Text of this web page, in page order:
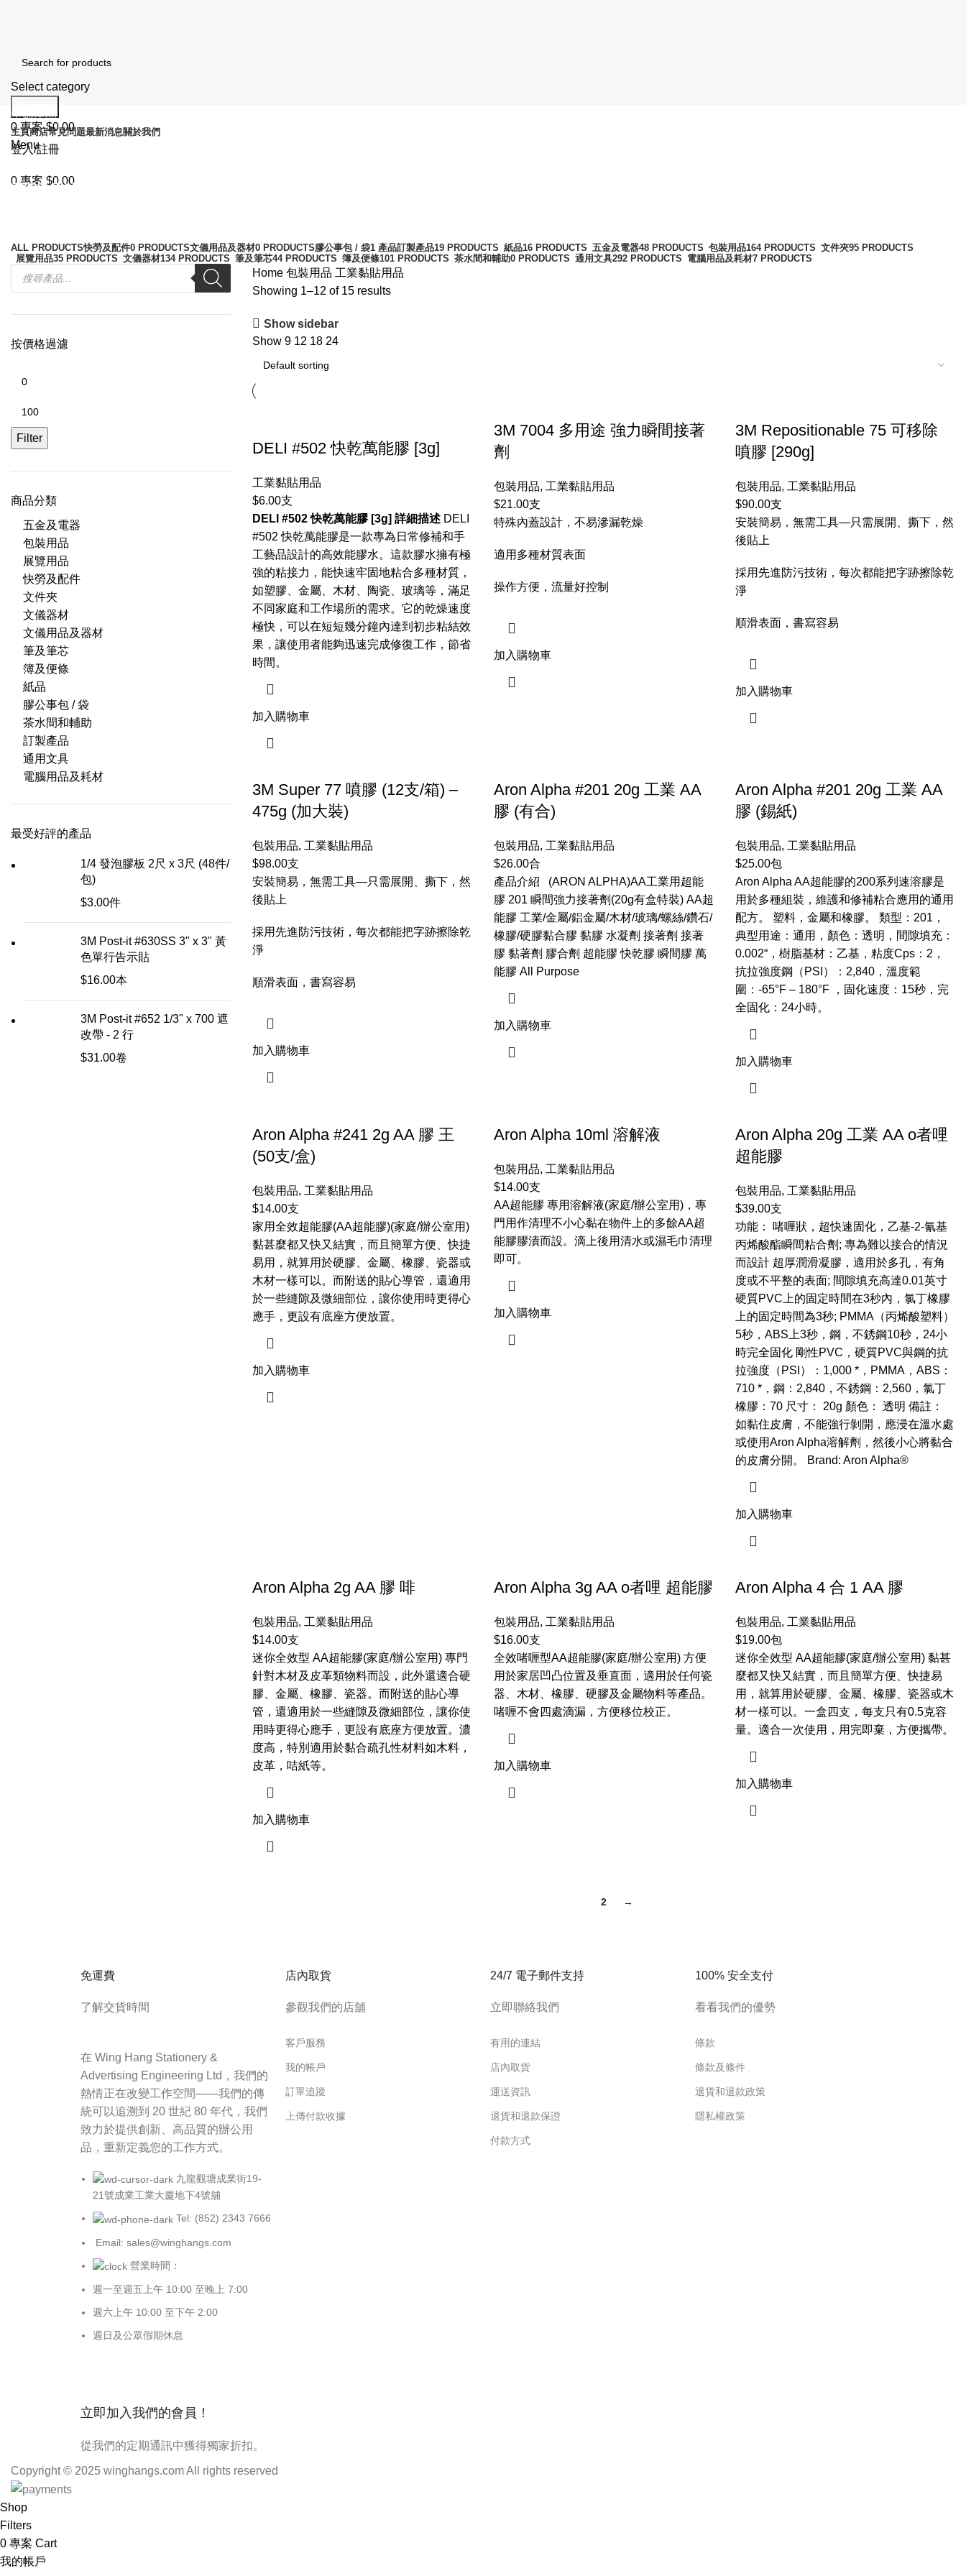
Select category
0專案 $0.00
Menu
0 專案 $0.00
全部產品
主頁商店常見問題最新消息關於我們
登入/註冊
工業黏貼用品
ALL PRODUCTS快勞及配件0 PRODUCTS文儀用品及器材0 PRODUCTS膠公事包 / 袋1 產品訂製產品19 PRODUCTS 紙品16 PRODUCTS 五金及電器48 PRODUCTS 包裝用品164 PRODUCTS 文件夾95 PRODUCTS
展覽用品35 PRODUCTS 文儀器材134 PRODUCTS 筆及筆芯44 PRODUCTS 簿及便條101 PRODUCTS 茶水間和輔助0 PRODUCTS 通用文具292 PRODUCTS 電腦用品及耗材7 PRODUCTS
按價格過濾
Filter
商品分類
五金及電器
包裝用品
展覽用品
快勞及配件
文件夾
文儀器材
文儀用品及器材
筆及筆芯
簿及便條
紙品
膠公事包 / 袋
茶水間和輔助
訂製產品
通用文具
電腦用品及耗材
最受好評的產品
1/4 發泡膠板 2尺 x 3尺 (48件/
包)
$3.00件
3M Post-it #630SS 3" x 3" 黃
色單行告示貼
$16.00本
3M Post-it #652 1/3" x 700 遮
改帶 - 2 行
$31.00卷
Home 包裝用品 工業黏貼用品
Showing 1–12 of 15 results
Show sidebar
Show 9 12 18 24
DELI #502 快乾萬能膠 [3g]
工業黏貼用品
$6.00支
DELI #502 快乾萬能膠 [3g] 詳細描述 DELI
#502 快乾萬能膠是一款專為日常修補和手
工藝品設計的高效能膠水。這款膠水擁有極
強的粘接力，能快速牢固地粘合多種材質，
如塑膠、金屬、木材、陶瓷、玻璃等，滿足
不同家庭和工作場所的需求。它的乾燥速度
極快，可以在短短幾分鐘內達到初步粘結效
果，讓使用者能夠迅速完成修復工作，節省
時間。
加入購物車
3M 7004 多用途 強力瞬間接著
劑
包裝用品, 工業黏貼用品
$21.00支
特殊內蓋設計，不易滲漏乾燥
適用多種材質表面
操作方便，流量好控制
加入購物車
3M Repositionable 75 可移除
噴膠 [290g]
包裝用品, 工業黏貼用品
$90.00支
安裝簡易，無需工具—只需展開、撕下，然
後貼上
採用先進防污技術，每次都能把字跡擦除乾
淨
順滑表面，書寫容易
加入購物車
3M Super 77 噴膠 (12支/箱) –
475g (加大裝)
包裝用品, 工業黏貼用品
$98.00支
安裝簡易，無需工具—只需展開、撕下，然
後貼上
採用先進防污技術，每次都能把字跡擦除乾
淨
順滑表面，書寫容易
加入購物車
Aron Alpha #201 20g 工業 AA
膠 (有合)
包裝用品, 工業黏貼用品
$26.00合
產品介紹 (ARON ALPHA)AA工業用超能
膠 201 瞬間強力接著劑(20g有盒特裝) AA超
能膠 工業/金屬/鋁金屬/木材/玻璃/螺絲/鑽石/
橡膠/硬膠黏合膠 黏膠 水凝劑 接著劑 接著
膠 黏著劑 膠合劑 超能膠 快乾膠 瞬間膠 萬
能膠 All Purpose
加入購物車
Aron Alpha #201 20g 工業 AA
膠 (錫紙)
包裝用品, 工業黏貼用品
$25.00包
Aron Alpha AA超能膠的200系列速溶膠是
用於多種組裝，維護和修補粘合應用的通用
配方。 塑料，金屬和橡膠。 類型：201，
典型用途：通用，顏色：透明，間隙填充：
0.002“，樹脂基材：乙基，粘度Cps：2，
抗拉強度鋼（PSI）：2,840，溫度範
圍：-65°F – 180°F ，固化速度：15秒，完
全固化：24小時。
加入購物車
Aron Alpha #241 2g AA 膠 王
(50支/盒)
包裝用品, 工業黏貼用品
$14.00支
家用全效超能膠(AA超能膠)(家庭/辦公室用)
黏甚麼都又快又結實，而且簡單方便、快捷
易用，就算用於硬膠、金屬、橡膠、瓷器或
木材一樣可以。而附送的貼心導管，還適用
於一些縫隙及微細部位，讓你使用時更得心
應手，更設有底座方便放置。
加入購物車
Aron Alpha 10ml 溶解液
包裝用品, 工業黏貼用品
$14.00支
AA超能膠 專用溶解液(家庭/辦公室用)，專
門用作清理不小心黏在物件上的多餘AA超
能膠膠漬而設。滴上後用清水或濕毛巾清理
即可。
加入購物車
Aron Alpha 20g 工業 AA o者哩
超能膠
包裝用品, 工業黏貼用品
$39.00支
功能： 啫喱狀，超快速固化，乙基-2-氰基
丙烯酸酯瞬間粘合劑; 專為難以接合的情況
而設計 超厚潤滑凝膠，適用於多孔，有角
度或不平整的表面; 間隙填充高達0.01英寸
硬質PVC上的固定時間在3秒內，氯丁橡膠
上的固定時間為3秒; PMMA（丙烯酸塑料）
5秒，ABS上3秒，鋼，不銹鋼10秒，24小
時完全固化 剛性PVC，硬質PVC與鋼的抗
拉強度（PSI）：1,000 *，PMMA，ABS：
710 *，鋼：2,840，不銹鋼：2,560，氯丁
橡膠：70 尺寸： 20g 顏色： 透明 備註：
如黏住皮膚，不能強行剝開，應浸在溫水處
或使用Aron Alpha溶解劑，然後小心將黏合
的皮膚分開。 Brand: Aron Alpha®
加入購物車
Aron Alpha 2g AA 膠 啡
包裝用品, 工業黏貼用品
$14.00支
迷你全效型 AA超能膠(家庭/辦公室用) 專門
針對木材及皮革類物料而設，此外還適合硬
膠、金屬、橡膠、瓷器。而附送的貼心導
管，還適用於一些縫隙及微細部位，讓你使
用時更得心應手，更設有底座方便放置。濃
度高，特別適用於黏合疏孔性材料如木料，
皮革，咭紙等。
加入購物車
Aron Alpha 3g AA o者哩 超能膠
包裝用品, 工業黏貼用品
$16.00支
全效啫喱型AA超能膠(家庭/辦公室用) 方便
用於家居凹凸位置及垂直面，適用於任何瓷
器、木材、橡膠、硬膠及金屬物料等產品。
啫喱不會四處滴漏，方便移位校正。
加入購物車
Aron Alpha 4 合 1 AA 膠
包裝用品, 工業黏貼用品
$19.00包
迷你全效型 AA超能膠(家庭/辦公室用) 黏甚
麼都又快又結實，而且簡單方便、快捷易
用，就算用於硬膠、金屬、橡膠、瓷器或木
材一樣可以。一盒四支，每支只有0.5克容
量。適合一次使用，用完即棄，方便攜帶。
加入購物車
2 →
免運費
了解交貨時間
店內取貨
參觀我們的店舖
24/7 電子郵件支持
立即聯絡我們
100% 安全支付
看看我們的優勢
在 Wing Hang Stationery &
Advertising Engineering Ltd，我們的
熱情正在改變工作空間——我們的傳
統可以追溯到 20 世紀 80 年代，我們
致力於提供創新、高品質的辦公用
品，重新定義您的工作方式。
九龍觀塘成業街19-
21號成業工業大廈地下4號舖
Tel: (852) 2343 7666
Email: sales@winghangs.com
營業時間：
週一至週五上午 10:00 至晚上 7:00
週六上午 10:00 至下午 2:00
週日及公眾假期休息
客戶服務
我的帳戶
訂單追蹤
上傳付款收據
有用的連結
店內取貨
運送資訊
退貨和退款保證
付款方式
條款
條款及條件
退貨和退款政策
隱私權政策
立即加入我們的會員！
從我們的定期通訊中獲得獨家折扣。
Copyright © 2025 winghangs.com All rights reserved
Shop
Filters
0 專案 Cart
我的帳戶